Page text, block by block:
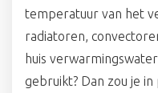
temperatuur van het
radiatoren,
huis
gebruikt? Dan zou je